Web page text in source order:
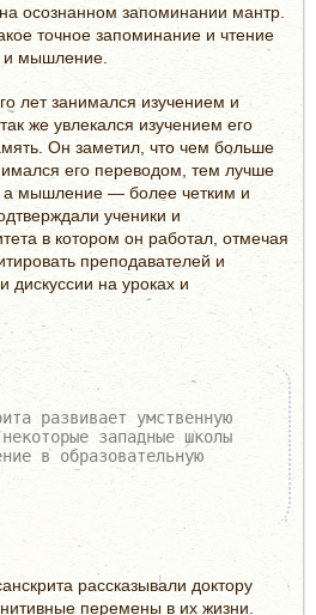
осознанном запоминании мантр.
точное запоминание и чтение
и мышление.
лет занимался изучением и
же увлекался изучением его
Он заметил, что чем больше
его переводом, тем лучше
а мышление — более четким и
ученики и
в котором он работал, отмечая
преподавателей и
дискуссии на уроках и
развивает умственную
западные школы
в образовательную
рассказывали доктору
перемены в их жизни.